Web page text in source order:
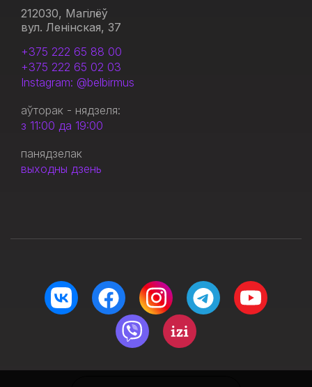
212030, Магілёў
вул. Ленінская, 37
+375 222 65 88 00
+375 222 65 02 03
Instagram: @belbirmus
аўторак - нядзеля:
з 11:00 да 19:00
панядзелак
выходны дзень